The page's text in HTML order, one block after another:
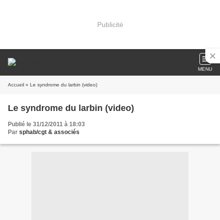
Publicité
MENU
Accueil » Le syndrome du larbin (video)
Le syndrome du larbin (video)
Publié le 31/12/2011 à 18:03
Par sphab/cgt & associés